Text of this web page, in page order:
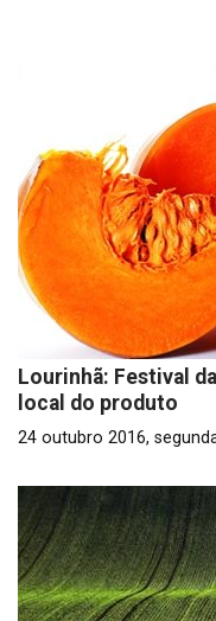
Lourinhã: Festival
local do produto
24 outubro 2016,